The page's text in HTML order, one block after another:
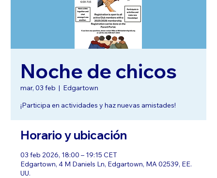
Noche de chicos
mar, 03 feb
  |
Edgartown
¡Participa en actividades y haz nuevas amistades!
Horario y ubicación
03 feb 2026, 18:00 – 19:15 CET
Edgartown, 4 M Daniels Ln, Edgartown, MA 02539, EE.
UU.